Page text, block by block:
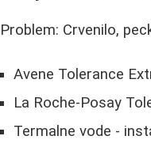
Problem: Crvenilo,
Avene Tolerance
La Roche-Posay
Termalne vode -